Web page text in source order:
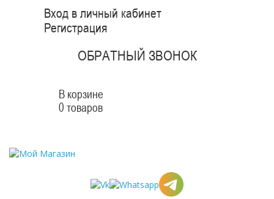
Вход в личный кабинет
Регистрация
ОБРАТНЫЙ ЗВОНОК
В корзине
0 товаров